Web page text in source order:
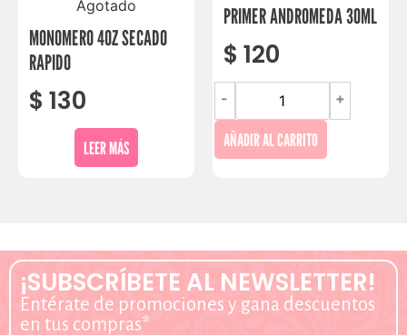
Agotado
MONOMERO 4OZ SECADO
RAPIDO
$ 130
LEER MÁS
PRIMER ANDROMEDA 30ML
$ 120
- +
AÑADIR AL CARRITO
¡SUBSCRÍBETE AL NEWSLETTER!
Entérate de promociones y gana descuentos
en tus compras*